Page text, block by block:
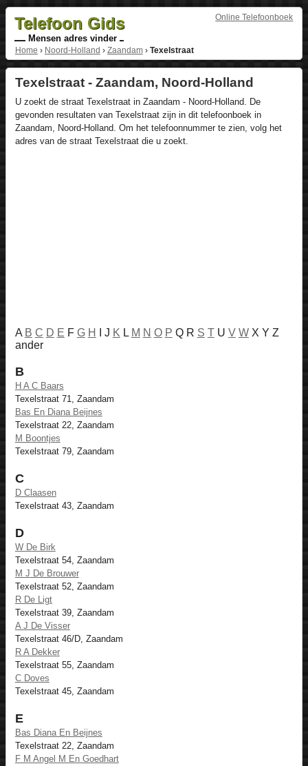
Online Telefoonboek
Telefoon Gids
Mensen adres vinder
Home › Noord-Holland › Zaandam› Texelstraat
Texelstraat - Zaandam, Noord-Holland
U zoekt de straat Texelstraat in Zaandam - Noord-Holland. De
gevonden resultaten van Texelstraat zijn in dit telefoonboek in
Zaandam, Noord-Holland. Om het telefoonnummer te zien, volg het
adres van de straat Texelstraat die u zoekt.
A B C D E F G H I J KL M N O P Q R S T U V WX Y Z
ander
B
H A C Baars
Texelstraat 71, Zaandam
Bas En Diana Beijnes
Texelstraat 22, Zaandam
M Boontjes
Texelstraat 79, Zaandam
C
D Claasen
Texelstraat 43, Zaandam
D
W De Birk
Texelstraat 54, Zaandam
M J De Brouwer
Texelstraat 52, Zaandam
R De Ligt
Texelstraat 39, Zaandam
A J De Visser
Texelstraat 46/D, Zaandam
R A Dekker
Texelstraat 55, Zaandam
C Doves
Texelstraat 45, Zaandam
E
Bas Diana En Beijnes
Texelstraat 22, Zaandam
F M Angel M En Goedhart